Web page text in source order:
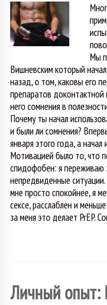
Мы
Вишневским который
назад, о том, каковы его
препаратов
него сомнения в
Почему ты начал
и были ли сомнения?
января этого года, а
Мотивацией было то, что
спидофобен: я переживаю
непредвиденные
мне просто спокойнее, я
сексе, расслаблен и
за меня это делает PrEP.
Личный опыт: